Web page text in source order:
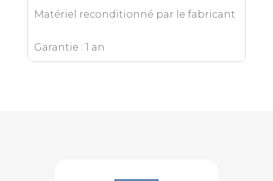
Matériel reconditionné par le fabricant
Garantie : 1 an